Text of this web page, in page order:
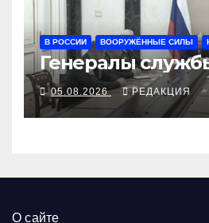
В РОССИИ ВООРУЖЁННЫЕ СИЛЫ
Генералы
05.08.2026 РЕДАКЦИЯ
О сайте